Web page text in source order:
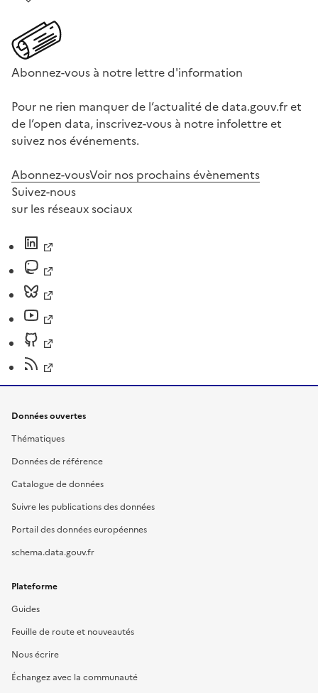
Abonnez-vous à notre lettre d'information
Pour ne rien manquer de l’actualité de data.gouv.fr et
de l’open data, inscrivez-vous à notre infolettre et
suivez nos événements.
Abonnez-vousVoir nos prochains évènements
Suivez-nous
sur les réseaux sociaux
Données ouvertes
Thématiques
Données de référence
Catalogue de données
Suivre les publications des données
Portail des données européennes
schema.data.gouv.fr
Plateforme
Guides
Feuille de route et nouveautés
Nous écrire
Échangez avec la communauté